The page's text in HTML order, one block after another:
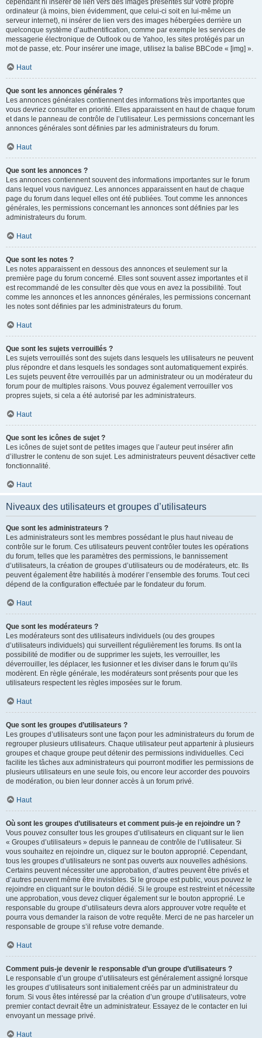
cependant ni insérer de lien vers des images présentes sur votre propre
ordinateur (à moins, bien évidemment, que celui-ci soit en lui-même un
serveur internet), ni insérer de lien vers des images hébergées derrière un
quelconque système d’authentification, comme par exemple les services de
messagerie électronique de Outlook ou de Yahoo, les sites protégés par un
mot de passe, etc. Pour insérer une image, utilisez la balise BBCode « [img] ».
Haut
Que sont les annonces générales ?
Les annonces générales contiennent des informations très importantes que
vous devriez consulter en priorité. Elles apparaissent en haut de chaque forum
et dans le panneau de contrôle de l’utilisateur. Les permissions concernant les
annonces générales sont définies par les administrateurs du forum.
Haut
Que sont les annonces ?
Les annonces contiennent souvent des informations importantes sur le forum
dans lequel vous naviguez. Les annonces apparaissent en haut de chaque
page du forum dans lequel elles ont été publiées. Tout comme les annonces
générales, les permissions concernant les annonces sont définies par les
administrateurs du forum.
Haut
Que sont les notes ?
Les notes apparaissent en dessous des annonces et seulement sur la
première page du forum concerné. Elles sont souvent assez importantes et il
est recommandé de les consulter dès que vous en avez la possibilité. Tout
comme les annonces et les annonces générales, les permissions concernant
les notes sont définies par les administrateurs du forum.
Haut
Que sont les sujets verrouillés ?
Les sujets verrouillés sont des sujets dans lesquels les utilisateurs ne peuvent
plus répondre et dans lesquels les sondages sont automatiquement expirés.
Les sujets peuvent être verrouillés par un administrateur ou un modérateur du
forum pour de multiples raisons. Vous pouvez également verrouiller vos
propres sujets, si cela a été autorisé par les administrateurs.
Haut
Que sont les icônes de sujet ?
Les icônes de sujet sont de petites images que l’auteur peut insérer afin
d’illustrer le contenu de son sujet. Les administrateurs peuvent désactiver cette
fonctionnalité.
Haut
Niveaux des utilisateurs et groupes d’utilisateurs
Que sont les administrateurs ?
Les administrateurs sont les membres possédant le plus haut niveau de
contrôle sur le forum. Ces utilisateurs peuvent contrôler toutes les opérations
du forum, telles que les paramètres des permissions, le bannissement
d’utilisateurs, la création de groupes d’utilisateurs ou de modérateurs, etc. Ils
peuvent également être habilités à modérer l’ensemble des forums. Tout ceci
dépend de la configuration effectuée par le fondateur du forum.
Haut
Que sont les modérateurs ?
Les modérateurs sont des utilisateurs individuels (ou des groupes
d’utilisateurs individuels) qui surveillent régulièrement les forums. Ils ont la
possibilité de modifier ou de supprimer les sujets, les verrouiller, les
déverrouiller, les déplacer, les fusionner et les diviser dans le forum qu’ils
modèrent. En règle générale, les modérateurs sont présents pour que les
utilisateurs respectent les règles imposées sur le forum.
Haut
Que sont les groupes d’utilisateurs ?
Les groupes d’utilisateurs sont une façon pour les administrateurs du forum de
regrouper plusieurs utilisateurs. Chaque utilisateur peut appartenir à plusieurs
groupes et chaque groupe peut détenir des permissions individuelles. Ceci
facilite les tâches aux administrateurs qui pourront modifier les permissions de
plusieurs utilisateurs en une seule fois, ou encore leur accorder des pouvoirs
de modération, ou bien leur donner accès à un forum privé.
Haut
Où sont les groupes d’utilisateurs et comment puis-je en rejoindre un ?
Vous pouvez consulter tous les groupes d’utilisateurs en cliquant sur le lien
« Groupes d’utilisateurs » depuis le panneau de contrôle de l’utilisateur. Si
vous souhaitez en rejoindre un, cliquez sur le bouton approprié. Cependant,
tous les groupes d’utilisateurs ne sont pas ouverts aux nouvelles adhésions.
Certains peuvent nécessiter une approbation, d’autres peuvent être privés et
d’autres peuvent même être invisibles. Si le groupe est public, vous pouvez le
rejoindre en cliquant sur le bouton dédié. Si le groupe est restreint et nécessite
une approbation, vous devez cliquer également sur le bouton approprié. Le
responsable du groupe d’utilisateurs devra alors approuver votre requête et
pourra vous demander la raison de votre requête. Merci de ne pas harceler un
responsable de groupe s’il refuse votre demande.
Haut
Comment puis-je devenir le responsable d’un groupe d’utilisateurs ?
Le responsable d’un groupe d’utilisateurs est généralement assigné lorsque
les groupes d’utilisateurs sont initialement créés par un administrateur du
forum. Si vous êtes intéressé par la création d’un groupe d’utilisateurs, votre
premier contact devrait être un administrateur. Essayez de le contacter en lui
envoyant un message privé.
Haut